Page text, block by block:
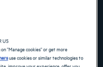
US
"Manage cookies" or get more
use cookies or similar technologies to